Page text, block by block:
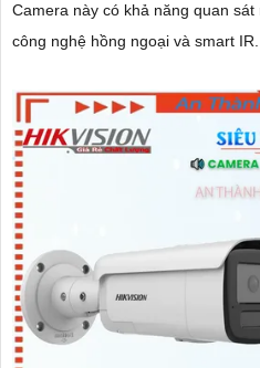
Camera này có khả năng quan
công nghệ hồng ngoại và smart IR.